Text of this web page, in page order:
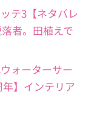
テ3【ネタバレ
者。田植えで
ォーターサー
】インテリア